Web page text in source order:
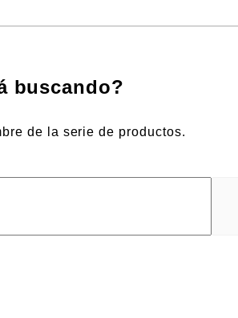
buscando?
de la serie de productos.